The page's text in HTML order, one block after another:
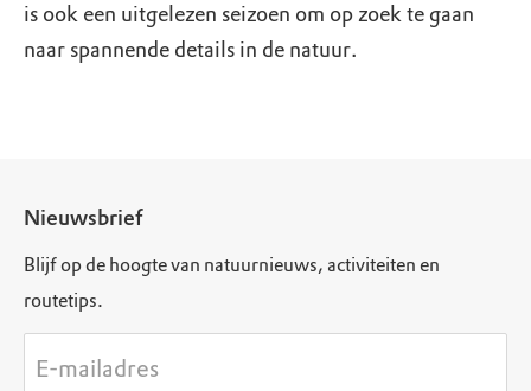
is ook een uitgelezen seizoen om op zoek te gaan
naar spannende details in de natuur.
Nieuwsbrief
Blijf op de hoogte van natuurnieuws, activiteiten en
routetips.
E-mailadres